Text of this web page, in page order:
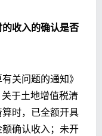
的收入的确认是否
关问题的通知》
关于土地增值税清
时，已全额开具
确认收入；未开